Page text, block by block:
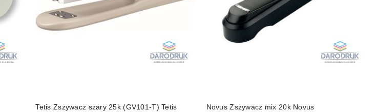
Tetis Zszywacz szary 25k (GV101-T) Tetis Novus Zszywacz mix 20k Novus